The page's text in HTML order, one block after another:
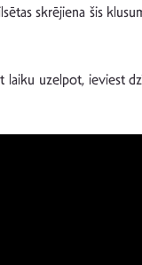
skrējiena šis
laiku uzelpot, ieviest